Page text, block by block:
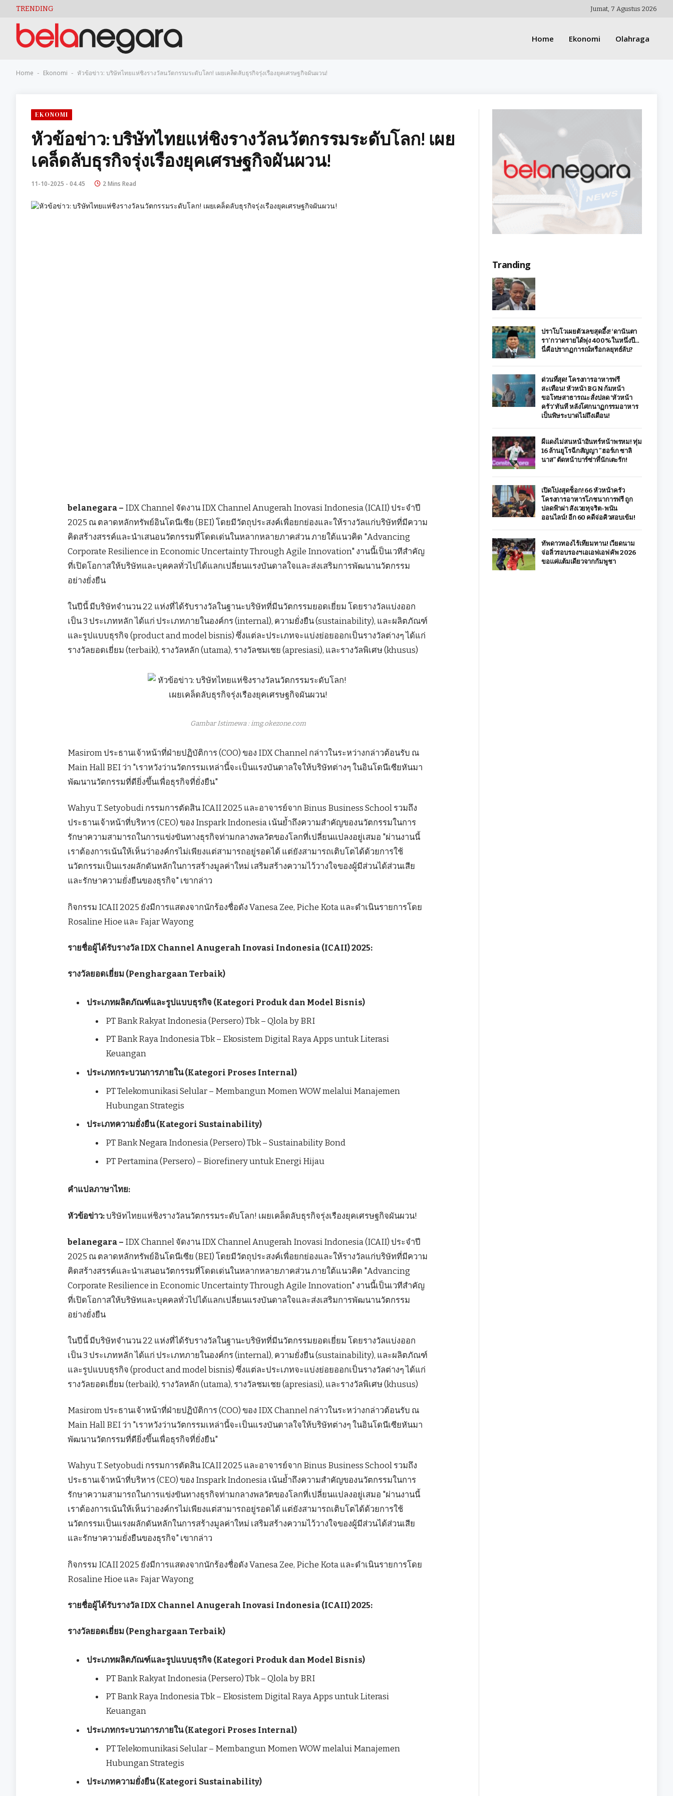
TRENDING Jumat, 7 Agustus 2026
Home Ekonomi Olahraga
Home - Ekonomi - หัวข้อข่าว: บริษัทไทยแห่ชิงรางวัลนวัตกรรมระดับโลก! เผยเคล็ดลับธุรกิจรุ่งเรืองยุคเศรษฐกิจผันผวน!
EKONOMI
หัวข้อข่าว: บริษัทไทยแห่ชิงรางวัลนวัตกรรมระดับโลก! เผย
เคล็ดลับธุรกิจรุ่งเรืองยุคเศรษฐกิจผันผวน!
11-10-2025 - 04.45 2 Mins Read
belanegara – IDX Channel จัดงาน IDX Channel Anugerah Inovasi Indonesia (ICAII) ประจำปี
2025 ณ ตลาดหลักทรัพย์อินโดนีเซีย (BEI) โดยมีวัตถุประสงค์เพื่อยกย่องและให้รางวัลแก่บริษัทที่มีความ
คิดสร้างสรรค์และนำเสนอนวัตกรรมที่โดดเด่นในหลากหลายภาคส่วน ภายใต้แนวคิด "Advancing
Corporate Resilience in Economic Uncertainty Through Agile Innovation" งานนี้เป็นเวทีสำคัญ
ที่เปิดโอกาสให้บริษัทและบุคคลทั่วไปได้แลกเปลี่ยนแรงบันดาลใจและส่งเสริมการพัฒนานวัตกรรม
อย่างยั่งยืน
ในปีนี้ มีบริษัทจำนวน 22 แห่งที่ได้รับรางวัลในฐานะบริษัทที่มีนวัตกรรมยอดเยี่ยม โดยรางวัลแบ่งออก
เป็น 3 ประเภทหลัก ได้แก่ ประเภทภายในองค์กร (internal), ความยั่งยืน (sustainability), และผลิตภัณฑ์
และรูปแบบธุรกิจ (product and model bisnis) ซึ่งแต่ละประเภทจะแบ่งย่อยออกเป็นรางวัลต่างๆ ได้แก่
รางวัลยอดเยี่ยม (terbaik), รางวัลหลัก (utama), รางวัลชมเชย (apresiasi), และรางวัลพิเศษ (khusus)
Gambar Istimewa : img.okezone.com
Masirom ประธานเจ้าหน้าที่ฝ่ายปฏิบัติการ (COO) ของ IDX Channel กล่าวในระหว่างกล่าวต้อนรับ ณ
Main Hall BEI ว่า "เราหวังว่านวัตกรรมเหล่านี้จะเป็นแรงบันดาลใจให้บริษัทต่างๆ ในอินโดนีเซียหันมา
พัฒนานวัตกรรมที่ดียิ่งขึ้นเพื่อธุรกิจที่ยั่งยืน"
Wahyu T. Setyobudi กรรมการตัดสิน ICAII 2025 และอาจารย์จาก Binus Business School รวมถึง
ประธานเจ้าหน้าที่บริหาร (CEO) ของ Inspark Indonesia เน้นย้ำถึงความสำคัญของนวัตกรรมในการ
รักษาความสามารถในการแข่งขันทางธุรกิจท่ามกลางพลวัตของโลกที่เปลี่ยนแปลงอยู่เสมอ "ผ่านงานนี้
เราต้องการเน้นให้เห็นว่าองค์กรไม่เพียงแต่สามารถอยู่รอดได้ แต่ยังสามารถเติบโตได้ด้วยการใช้
นวัตกรรมเป็นแรงผลักดันหลักในการสร้างมูลค่าใหม่ เสริมสร้างความไว้วางใจของผู้มีส่วนได้ส่วนเสีย
และรักษาความยั่งยืนของธุรกิจ" เขากล่าว
กิจกรรม ICAII 2025 ยังมีการแสดงจากนักร้องชื่อดัง Vanesa Zee, Piche Kota และดำเนินรายการโดย
Rosaline Hioe และ Fajar Wayong
รายชื่อผู้ได้รับรางวัล IDX Channel Anugerah Inovasi Indonesia (ICAII) 2025:
รางวัลยอดเยี่ยม (Penghargaan Terbaik)
ประเภทผลิตภัณฑ์และรูปแบบธุรกิจ (Kategori Produk dan Model Bisnis)
PT Bank Rakyat Indonesia (Persero) Tbk – Qlola by BRI
PT Bank Raya Indonesia Tbk – Ekosistem Digital Raya Apps untuk Literasi
Keuangan
ประเภทกระบวนการภายใน (Kategori Proses Internal)
PT Telekomunikasi Selular – Membangun Momen WOW melalui Manajemen
Hubungan Strategis
ประเภทความยั่งยืน (Kategori Sustainability)
PT Bank Negara Indonesia (Persero) Tbk – Sustainability Bond
PT Pertamina (Persero) – Biorefinery untuk Energi Hijau
คำแปลภาษาไทย:
หัวข้อข่าว:บริษัทไทยแห่ชิงรางวัลนวัตกรรมระดับโลก! เผยเคล็ดลับธุรกิจรุ่งเรืองยุคเศรษฐกิจผันผวน!
belanegara – IDX Channel จัดงาน IDX Channel Anugerah Inovasi Indonesia (ICAII) ประจำปี
2025 ณ ตลาดหลักทรัพย์อินโดนีเซีย (BEI) โดยมีวัตถุประสงค์เพื่อยกย่องและให้รางวัลแก่บริษัทที่มีความ
คิดสร้างสรรค์และนำเสนอนวัตกรรมที่โดดเด่นในหลากหลายภาคส่วน ภายใต้แนวคิด "Advancing
Corporate Resilience in Economic Uncertainty Through Agile Innovation" งานนี้เป็นเวทีสำคัญ
ที่เปิดโอกาสให้บริษัทและบุคคลทั่วไปได้แลกเปลี่ยนแรงบันดาลใจและส่งเสริมการพัฒนานวัตกรรม
อย่างยั่งยืน
ในปีนี้ มีบริษัทจำนวน 22 แห่งที่ได้รับรางวัลในฐานะบริษัทที่มีนวัตกรรมยอดเยี่ยม โดยรางวัลแบ่งออก
เป็น 3 ประเภทหลัก ได้แก่ ประเภทภายในองค์กร (internal), ความยั่งยืน (sustainability), และผลิตภัณฑ์
และรูปแบบธุรกิจ (product and model bisnis) ซึ่งแต่ละประเภทจะแบ่งย่อยออกเป็นรางวัลต่างๆ ได้แก่
รางวัลยอดเยี่ยม (terbaik), รางวัลหลัก (utama), รางวัลชมเชย (apresiasi), และรางวัลพิเศษ (khusus)
Masirom ประธานเจ้าหน้าที่ฝ่ายปฏิบัติการ (COO) ของ IDX Channel กล่าวในระหว่างกล่าวต้อนรับ ณ
Main Hall BEI ว่า "เราหวังว่านวัตกรรมเหล่านี้จะเป็นแรงบันดาลใจให้บริษัทต่างๆ ในอินโดนีเซียหันมา
พัฒนานวัตกรรมที่ดียิ่งขึ้นเพื่อธุรกิจที่ยั่งยืน"
Wahyu T. Setyobudi กรรมการตัดสิน ICAII 2025 และอาจารย์จาก Binus Business School รวมถึง
ประธานเจ้าหน้าที่บริหาร (CEO) ของ Inspark Indonesia เน้นย้ำถึงความสำคัญของนวัตกรรมในการ
รักษาความสามารถในการแข่งขันทางธุรกิจท่ามกลางพลวัตของโลกที่เปลี่ยนแปลงอยู่เสมอ "ผ่านงานนี้
เราต้องการเน้นให้เห็นว่าองค์กรไม่เพียงแต่สามารถอยู่รอดได้ แต่ยังสามารถเติบโตได้ด้วยการใช้
นวัตกรรมเป็นแรงผลักดันหลักในการสร้างมูลค่าใหม่ เสริมสร้างความไว้วางใจของผู้มีส่วนได้ส่วนเสีย
และรักษาความยั่งยืนของธุรกิจ" เขากล่าว
กิจกรรม ICAII 2025 ยังมีการแสดงจากนักร้องชื่อดัง Vanesa Zee, Piche Kota และดำเนินรายการโดย
Rosaline Hioe และ Fajar Wayong
รายชื่อผู้ได้รับรางวัล IDX Channel Anugerah Inovasi Indonesia (ICAII) 2025:
รางวัลยอดเยี่ยม (Penghargaan Terbaik)
ประเภทผลิตภัณฑ์และรูปแบบธุรกิจ (Kategori Produk dan Model Bisnis)
PT Bank Rakyat Indonesia (Persero) Tbk – Qlola by BRI
PT Bank Raya Indonesia Tbk – Ekosistem Digital Raya Apps untuk Literasi
Keuangan
ประเภทกระบวนการภายใน (Kategori Proses Internal)
PT Telekomunikasi Selular – Membangun Momen WOW melalui Manajemen
Hubungan Strategis
ประเภทความยั่งยืน (Kategori Sustainability)
Tranding
ปราโบโวเผยตัวเลขสุดอึ้ง! ‘ดานันตา
รา’ กวาดรายได้พุ่ง 400% ในหนึ่งปี…
นี่คือปรากฏการณ์หรือกลยุทธ์ลับ?
ด่วนที่สุด! โครงการอาหารฟรี
สะเทือน! หัวหน้า BGN ก้มหน้า
ขอโทษสาธารณะ สั่งปลด ‘หัวหน้า
ครัว’ ทันที หลังโศกนาฏกรรมอาหาร
เป็นพิษระบาดไม่ถึงเดือน!
ผีแดงไม่สนหน้าอินทร์หน้าพรหม! ทุ่ม
16 ล้านยูโรฉีกสัญญา "ฮอร์เก ซาลิ
นาส" ตัดหน้าบาร์ซ่าที่นักเตะรัก!
เปิดโปงสุดช็อก! 66 หัวหน้าครัว
โครงการอาหารโภชนาการฟรี ถูก
ปลดฟ้าผ่า สังเวยทุจริต-พนัน
ออนไลน์! อีก 60 คดีจ่อคิวสอบเข้ม!
ทัพดาวทองไร้เทียมทาน! เวียดนาม
จ่อลิ่วรอบรองฯ เอเอฟเอฟ คัพ 2026
ขอแค่แต้มเดียวจากกัมพูชา